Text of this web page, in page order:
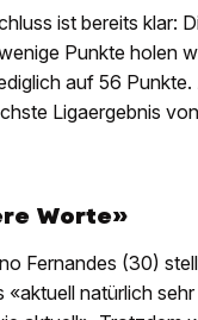
ist bereits klar:
Punkte holen
auf 56
Ligaergebnis
Worte»
Fernandes (30)
«aktuell natürlich